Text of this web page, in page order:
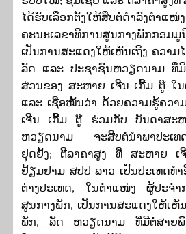
ໄດ້ຮັບເລືອກຕັ້ງໃຫ້ສືບຕໍ່ດຳລົງຕຳ
ຄະນະເລຂາທິການສູນກາງພັກກອມ
ເປັນການສະແດງໃຫ້ເຫັນເຖິງ ຄວາມ
ລັດ ແລະ ປະຊາຊົນຫວຽດນາມ ທີ່ມີ
ສ່ວນຂອງ ສະຫາຍ ເຈີນ ເກີ້ມ ຕູ໊ ໃ
ແລະ ເຊື່ອໝັ້ນວ່າ ດ້ວຍຄວາມຮູ້ຄວາ
ເຈີນ ເກີ້ມ ຕູ໊ ຮ່ວມກັບ ບັນດາສະ
ຫວຽດນາມ ຈະສືບຕໍ່ນຳພາປະເທດ
ຢຸດຢັ້ງ; ຕີລາຄາສູງ ທີ່ ສະຫາຍ ເ
ຢ້ຽມຢາມ ສປປ ລາວ ເປັນປະເທດທ
ຕ່າງປະເທດ, ໃນຕຳແໜ່ງ ຜູ້ປະຈໍາ
ສູນກາງພັກ, ເປັນການສະແດງໃຫ້ເຫັ
ພັກ, ລັດ ຫວຽດນາມ ທີ່ມີຕໍ່ສາຍພົ